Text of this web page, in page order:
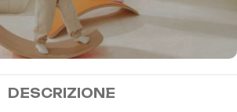
MIDEER
DESCRIZIONE